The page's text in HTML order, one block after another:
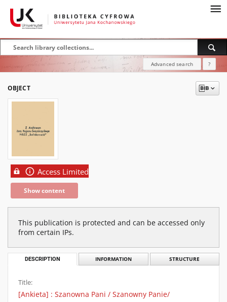
Advanced search ?
OBJECT
Access Limited
Show content
This publication is protected and can be accessed only
from certain IPs.
DESCRIPTION INFORMATION STRUCTURE
Title:
[Ankieta] : Szanowna Pani / Szanowny Panie/